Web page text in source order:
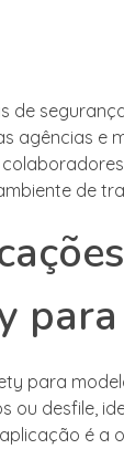
de
agências e
de
para
ou desfile,
é a